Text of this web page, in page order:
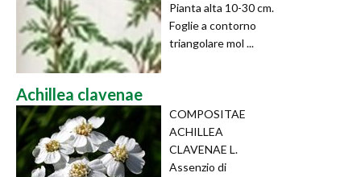
Pianta alta 10-30 cm.
Foglie a contorno
triangolare mol ...
Achillea clavenae
COMPOSITAE
ACHILLEA
CLAVENAE L.
Assenzio di